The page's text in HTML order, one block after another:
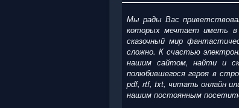
Мы рады Вас
которых мечтает иметь в
сказочный мир
сложно. К счастью
нашим сайтом, найти и
полюбившегося героя в
pdf, rtf, txt, читать онлайн
нашим постоянным